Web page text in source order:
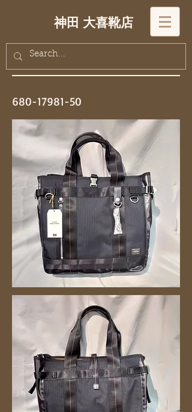
神田 大喜靴店
680-17981-50